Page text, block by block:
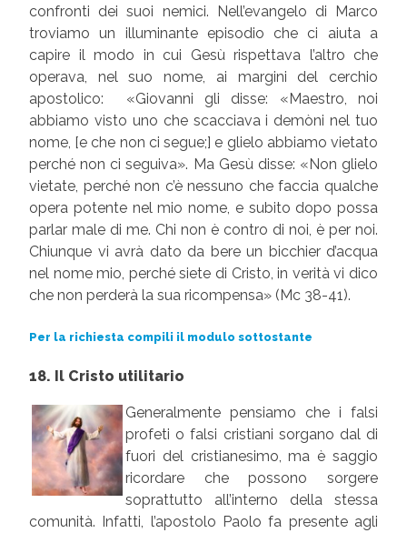
confronti dei suoi nemici. Nell’evangelo di Marco
troviamo un illuminante episodio che ci aiuta a
capire il modo in cui Gesù rispettava l’altro che
operava, nel suo nome, ai margini del cerchio
apostolico: «Giovanni gli disse: «Maestro, noi
abbiamo visto uno che scacciava i demòni nel tuo
nome, [e che non ci segue;] e glielo abbiamo vietato
perché non ci seguiva». Ma Gesù disse: «Non glielo
vietate, perché non c’è nessuno che faccia qualche
opera potente nel mio nome, e subito dopo possa
parlar male di me. Chi non è contro di noi, è per noi.
Chiunque vi avrà dato da bere un bicchier d’acqua
nel nome mio, perché siete di Cristo, in verità vi dico
che non perderà la sua ricompensa» (Mc 38-41).
Per la richiesta compili il modulo sottostante
18. Il Cristo utilitario
Generalmente pensiamo che i falsi
profeti o falsi cristiani sorgano dal di
fuori del cristianesimo, ma è saggio
ricordare che possono sorgere
soprattutto all’interno della stessa
comunità. Infatti, l’apostolo Paolo fa presente agli